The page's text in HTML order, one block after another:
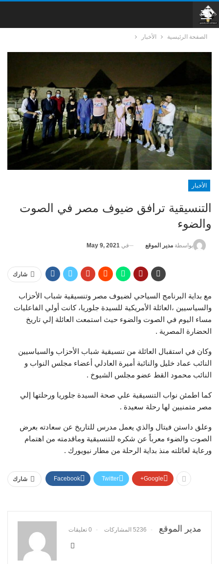
الصفحة الرئيسية الأخبار
الأخبار
التنسيقية ترافق ضيوف مصر في الصوت
والضوء
بواسطة مدير الموقع في May 9, 2021
شارك
مع بداية البرنامج السياحي لضيوف مصر وتنسيقية شباب الأحزاب
والسياسيين ،العائلة الأمريكية للسيدة جلوريا، كانت أولي الفاعليات
مساء اليوم في الصوت والضوء حيث استمعت العائلة إلي تاريخ
الحضارة المصرية .
وكان في استقبال العائلة من تنسيقية شباب الأحزاب والسياسيين
النائب عماد خليل والنائبة أميرة العادلي أعضاء مجلس النواب و
النائب محمود القط عضو مجلس الشيوخ .
كما اطمئن نواب التنسيقية علي صحة السيدة جلوريا ورحلتها إلي
مصر متمنيين لها رحلة سعيدة .
وعلق داستن فيتال والذي يعمل مدرس للتاريخ عن سعادته بعرض
الصوت والضوء معرباً عن شكره للتنسيقية وماقدمته من اهتمام
ورعاية لعائلته منذ بداية الرحلة من مطار نيويورك .
شارك Facebook Twitter Google+
مدير الموقع 5236 المشاركات 0 تعليقات